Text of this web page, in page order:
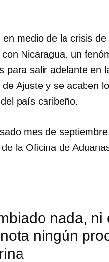
primero has de iniciar
medio de la crisis
Nicaragua, un
para salir adelante en
Ajuste y se acaben
país caribeño.
mes de
la Oficina de
nada, ni
ningún